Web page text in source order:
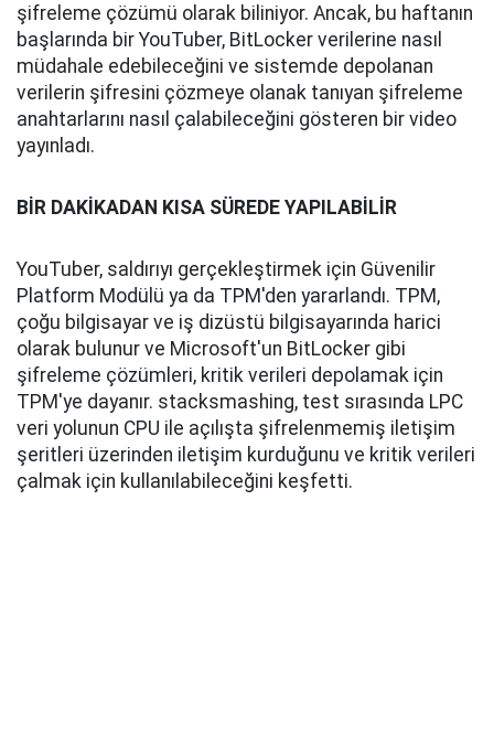
şifreleme çözümü olarak biliniyor. Ancak, bu haftanın
başlarında bir YouTuber, BitLocker verilerine nasıl
müdahale edebileceğini ve sistemde depolanan
verilerin şifresini çözmeye olanak tanıyan şifreleme
anahtarlarını nasıl çalabileceğini gösteren bir video
yayınladı.
BİR DAKİKADAN KISA SÜREDE YAPILABİLİR
YouTuber, saldırıyı gerçekleştirmek için Güvenilir
Platform Modülü ya da TPM'den yararlandı. TPM,
çoğu bilgisayar ve iş dizüstü bilgisayarında harici
olarak bulunur ve Microsoft'un BitLocker gibi
şifreleme çözümleri, kritik verileri depolamak için
TPM'ye dayanır. stacksmashing, test sırasında LPC
veri yolunun CPU ile açılışta şifrelenmemiş iletişim
şeritleri üzerinden iletişim kurduğunu ve kritik verileri
çalmak için kullanılabileceğini keşfetti.